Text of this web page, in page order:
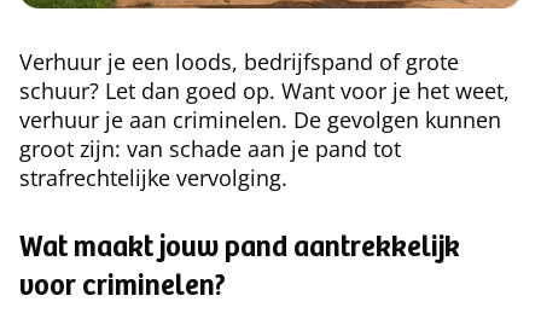
Verhuur je een loods, bedrijfspand of grote
schuur? Let dan goed op. Want voor je het weet,
verhuur je aan criminelen. De gevolgen kunnen
groot zijn: van schade aan je pand tot
strafrechtelijke vervolging.
Wat maakt jouw pand aantrekkelijk
voor criminelen?